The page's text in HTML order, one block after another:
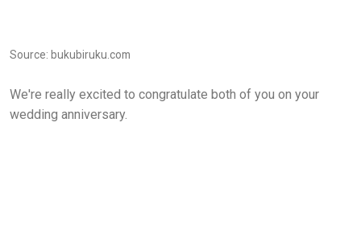
Source: bukubiruku.com
We're really excited to congratulate both of you on your
wedding anniversary.